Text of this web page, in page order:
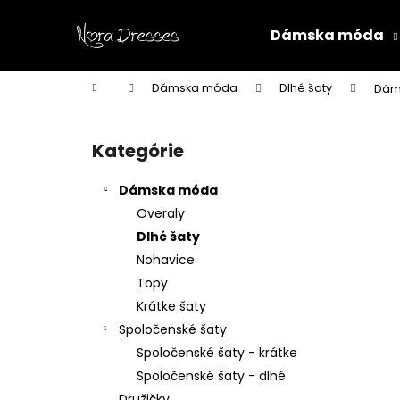
Dámska móda
Domov Dámska móda Dlhé šaty
Preskočiť
kategórie
Kategórie
Dámska móda
Overaly
Dlhé šaty
Nohavice
Topy
Krátke šaty
Spoločenské šaty
Spoločenské šaty - krátke
Spoločenské šaty - dlhé
í
Späť
do
Späť
do